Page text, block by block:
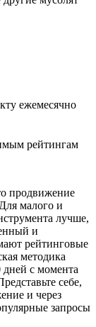
ежемесячно
рейтингам
продвижение
малого и
лучше,
и
рейтинговые
методика
дней с момента
себе,
и через
запросы